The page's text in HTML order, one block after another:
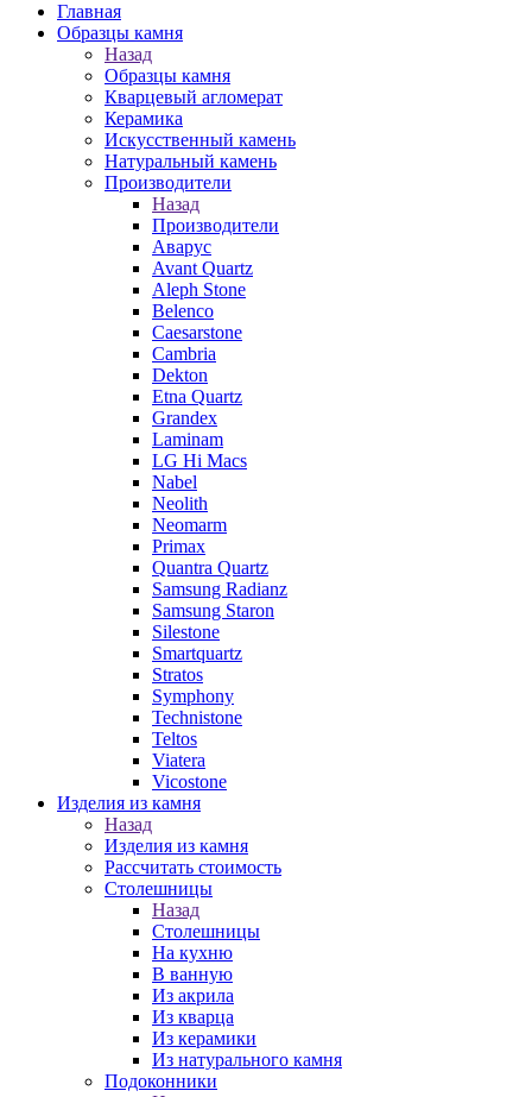
Главная
Образцы камня
Назад
Образцы камня
Кварцевый агломерат
Керамика
Искусственный камень
Натуральный камень
Производители
Назад
Производители
Аварус
Avant Quartz
Aleph Stone
Belenco
Caesarstone
Cambria
Dekton
Etna Quartz
Grandex
Laminam
LG Hi Macs
Nabel
Neolith
Neomarm
Primax
Quantra Quartz
Samsung Radianz
Samsung Staron
Silestone
Smartquartz
Stratos
Symphony
Technistone
Teltos
Viatera
Vicostone
Изделия из камня
Назад
Изделия из камня
Рассчитать стоимость
Столешницы
Назад
Столешницы
На кухню
В ванную
Из акрила
Из кварца
Из керамики
Из натурального камня
Подоконники